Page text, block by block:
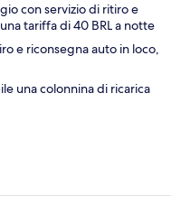
con servizio di ritiro e
tariffa di 40 BRL a notte
e riconsegna auto in loco,
una colonnina di ricarica